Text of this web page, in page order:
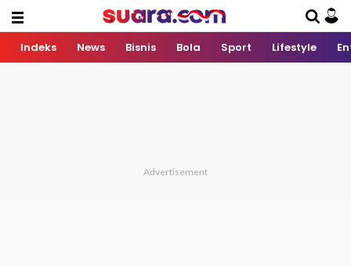
Indeks News Bisnis Bola Sport Lifestyle